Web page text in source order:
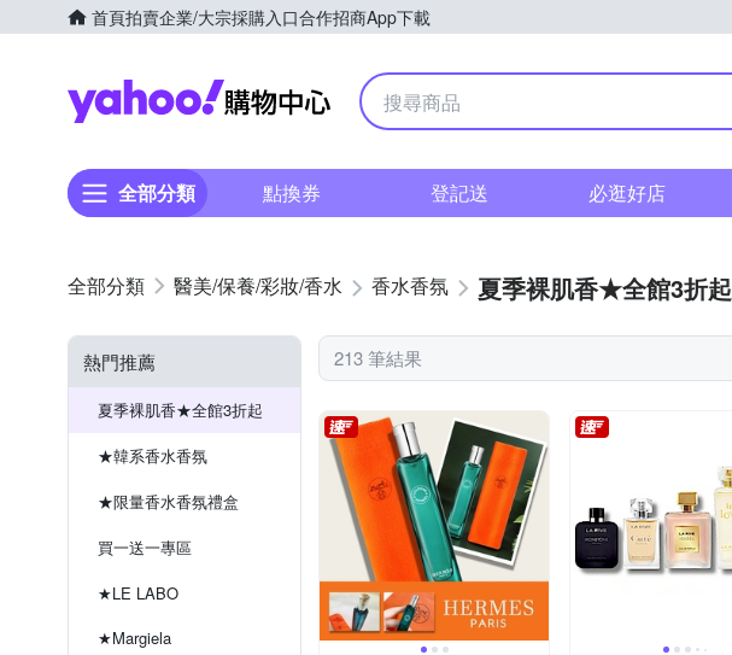
首頁拍賣企業/大宗採購入口合作招商App下載
Yahoo購物中心
全部分類 點換券 登記送 必逛好店
醫美/保養/彩妝/香水 香水香氛 夏季裸肌香★全館3折起
熱門推薦
夏季裸肌香★全館3折起
★韓系香水香氛
★限量香水香氛禮盒
買一送一專區
★LE LABO
★Margiela
213 筆結果